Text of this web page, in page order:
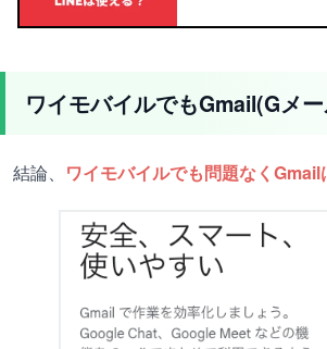
ワイモバイルでもGmail(Gメ
結論、 ワイモバイルでも問題なくGmail